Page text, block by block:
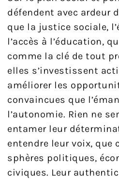
défendent avec ardeur
que la justice sociale,
l’accès à l’éducation,
comme la clé de tout
elles s’investissent
améliorer les
convaincues que
l’autonomie. Rien ne
entamer leur
entendre leur voix, que
sphères politiques,
civiques. Leur